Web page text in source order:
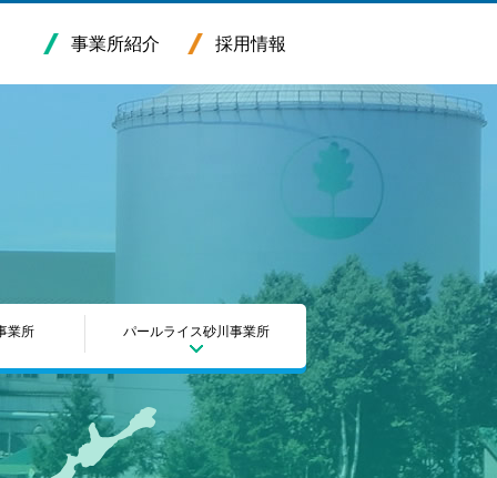
事業所紹介 採用情報
業所 パールライス砂川事業所